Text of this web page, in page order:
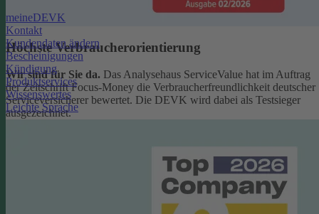
meineDEVK
Kontakt
Kundendaten ändern
Bescheinigungen
Kündigung
Produktservices
Wissenswertes
Leichte Sprache
Höchste Verbraucherorientierung
Wir sind für Sie da. Das Analysehaus ServiceValue hat im Auftrag
der Zeitschrift Focus-Money die Verbraucherfreundlichkeit deutscher
Serviceversicherer bewertet. Die DEVK wird dabei als Testsieger
ausgezeichnet.